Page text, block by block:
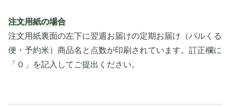
注文用紙の場合
注文用紙裏面の左下に翌週お届けの定期お届け（パルくる
便・予約米）商品名と点数が印刷されています。訂正欄に
「０」を記入してご提出ください。